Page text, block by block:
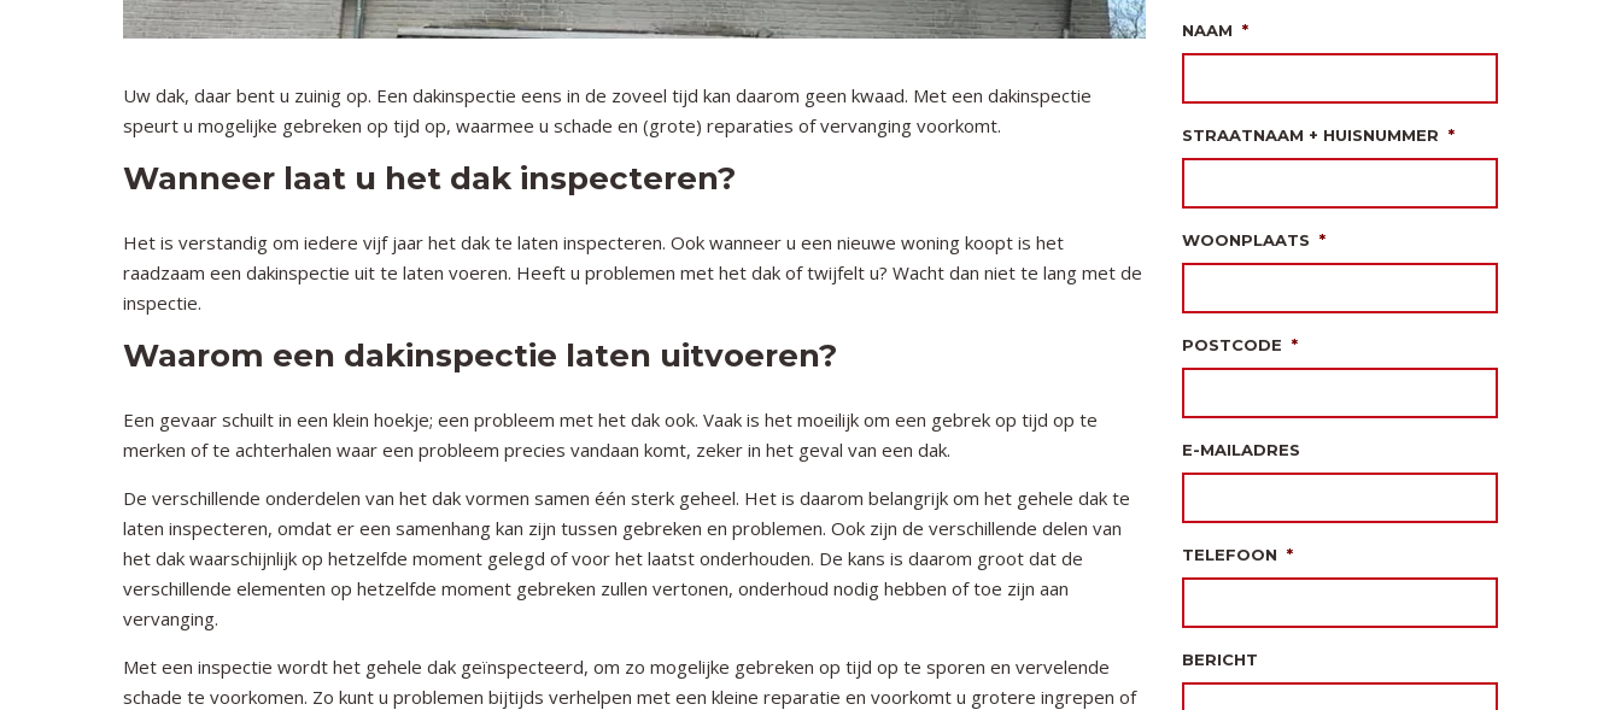
Uw dak, daar bent u zuinig op. Een dakinspectie eens in de zoveel tijd kan daarom geen kwaad. Met een dakinspectie
speurt u mogelijke gebreken op tijd op, waarmee u schade en (grote) reparaties of vervanging voorkomt.
Wanneer laat u het dak inspecteren?
Het is verstandig om iedere vijf jaar het dak te laten inspecteren. Ook wanneer u een nieuwe woning koopt is het
raadzaam een dakinspectie uit te laten voeren. Heeft u problemen met het dak of twijfelt u? Wacht dan niet te lang met de
inspectie.
Waarom een dakinspectie laten uitvoeren?
Een gevaar schuilt in een klein hoekje; een probleem met het dak ook. Vaak is het moeilijk om een gebrek op tijd op te
merken of te achterhalen waar een probleem precies vandaan komt, zeker in het geval van een dak.
De verschillende onderdelen van het dak vormen samen één sterk geheel. Het is daarom belangrijk om het gehele dak te
laten inspecteren, omdat er een samenhang kan zijn tussen gebreken en problemen. Ook zijn de verschillende delen van
het dak waarschijnlijk op hetzelfde moment gelegd of voor het laatst onderhouden. De kans is daarom groot dat de
verschillende elementen op hetzelfde moment gebreken zullen vertonen, onderhoud nodig hebben of toe zijn aan
vervanging.
Met een inspectie wordt het gehele dak geïnspecteerd, om zo mogelijke gebreken op tijd op te sporen en vervelende
schade te voorkomen. Zo kunt u problemen bijtijds verhelpen met een kleine reparatie en voorkomt u grotere ingrepen of
NAAM *
STRAATNAAM + HUISNUMMER *
WOONPLAATS *
POSTCODE *
E-MAILADRES
TELEFOON *
BERICHT